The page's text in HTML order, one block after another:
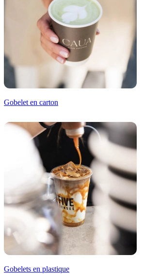
Gobelet en carton
Gobelets en plastique